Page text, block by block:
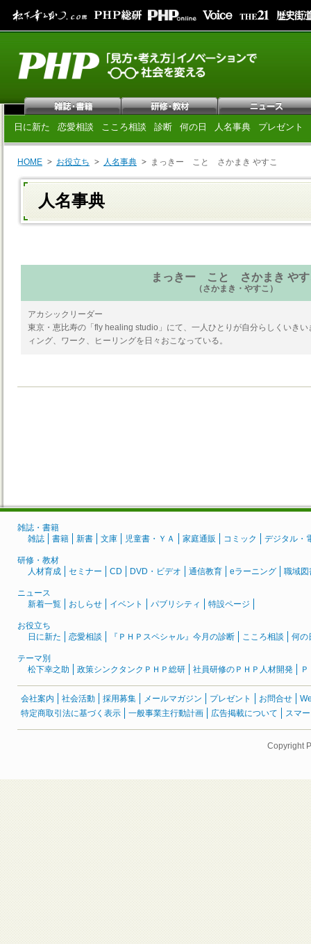
日に新た 恋愛相談 こころ相談 診断 何の日 人名事典 プレゼント
HOME お役立ち 人名事典 まっきー こと さかまき やすこ
人名事典
まっきー こと さかまき やす
（さかまき・やすこ）
アカシックリーダー
東京・恵比寿の「fly healing studio」にて、一人ひとりが自分らしくいき
ィング、ワーク、ヒーリングを日々おこなっている。
雑誌・書籍
雑誌
書籍 新書 文庫 児童書・ＹＡ 家庭通販 コミック デジタル・
研修・教材
人材育成
セミナー CD DVD・ビデオ 通信教育 eラーニング 職域図
ニュース
新着一覧
おしらせ イベント パブリシティ 特設ページ
お役立ち
日に新た
恋愛相談 『ＰＨＰスペシャル』今月の診断 こころ相談 何の
テーマ別
松下幸之助
政策シンクタンクＰＨＰ総研 社員研修のＰＨＰ人材開発
会社案内 社会活動 採用募集 メールマガジン プレゼント お問合せ
特定商取引法に基づく表示
一般事業主行動計画 広告掲載について スマ
Copyright